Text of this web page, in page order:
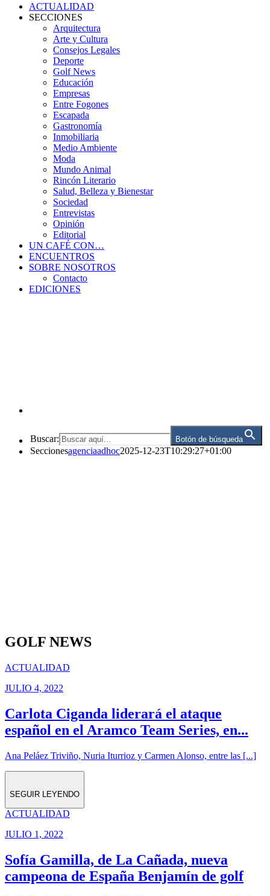
ACTUALIDAD
SECCIONES
Arquitectura
Arte y Cultura
Consejos Legales
Deporte
Golf News
Educación
Empresas
Entre Fogones
Escapada
Gastronomía
Inmobiliaria
Medio Ambiente
Moda
Mundo Animal
Rincón Literario
Salud, Belleza y Bienestar
Sociedad
Entrevistas
Opinión
Editorial
UN CAFÉ CON…
ENCUENTROS
SOBRE NOSOTROS
Contacto
EDICIONES
Buscar: Botón de búsqueda
Seccionesagenciaadhoc2025-12-23T10:29:27+01:00
GOLF NEWS
ACTUALIDAD
JULIO 4, 2022
Carlota Ciganda liderará el ataque
español en el Aramco Team Series, en...
Ana Peláez Triviño, Nuria Iturrioz y Carmen Alonso, entre las [...]
SEGUIR LEYENDO
ACTUALIDAD
JULIO 1, 2022
Sofía Gamilla, de La Cañada, nueva
campeona de España Benjamín de golf